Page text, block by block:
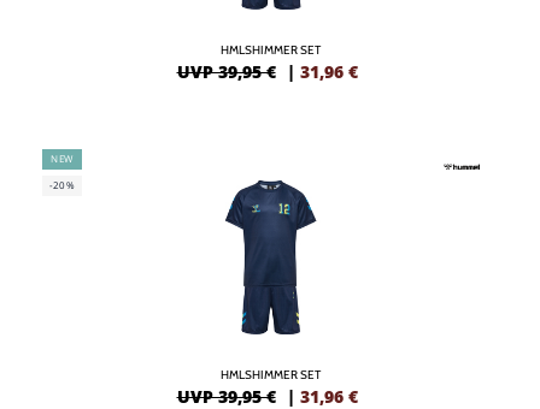
HMLSHIMMER SET
UVP 39,95 € | 31,96 €
NEW
-20%
HMLSHIMMER SET
UVP 39,95 € | 31,96 €